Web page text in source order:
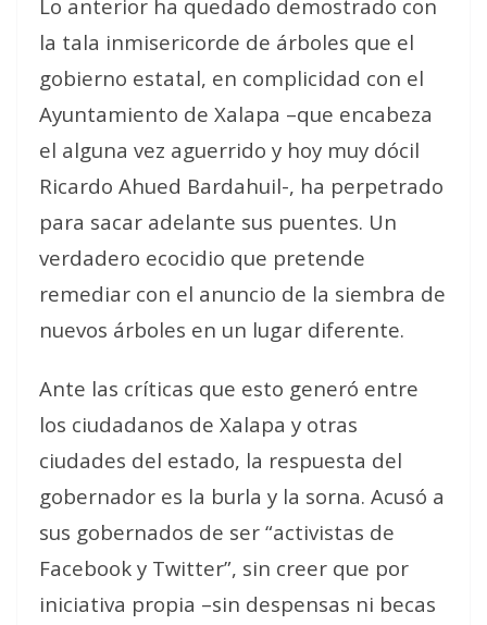
Lo anterior ha quedado demostrado con
la tala inmisericorde de árboles que el
gobierno estatal, en complicidad con el
Ayuntamiento de Xalapa –que encabeza
el alguna vez aguerrido y hoy muy dócil
Ricardo Ahued Bardahuil-, ha perpetrado
para sacar adelante sus puentes. Un
verdadero ecocidio que pretende
remediar con el anuncio de la siembra de
nuevos árboles en un lugar diferente.
Ante las críticas que esto generó entre
los ciudadanos de Xalapa y otras
ciudades del estado, la respuesta del
gobernador es la burla y la sorna. Acusó a
sus gobernados de ser “activistas de
Facebook y Twitter”, sin creer que por
iniciativa propia –sin despensas ni becas